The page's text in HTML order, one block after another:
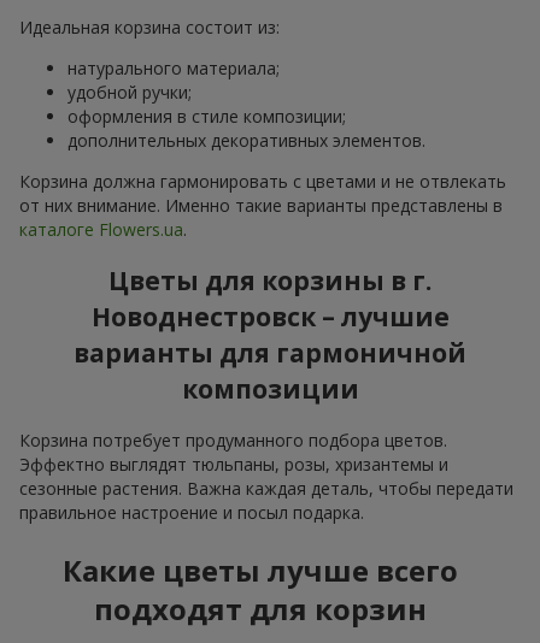
Идеальная корзина состоит из:
натурального материала;
удобной ручки;
оформления в стиле композиции;
дополнительных декоративных элементов.
Корзина должна гармонировать с цветами и не отвлекать
от них внимание. Именно такие варианты представлены в
каталоге Flowers.ua.
Цветы для корзины в г.
Новоднестровск – лучшие
варианты для гармоничной
композиции
Корзина потребует продуманного подбора цветов.
Эффектно выглядят тюльпаны, розы, хризантемы и
сезонные растения. Важна каждая деталь, чтобы передати
правильное настроение и посыл подарка.
Какие цветы лучше всего
подходят для корзин